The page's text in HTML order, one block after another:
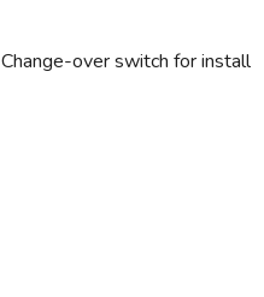
Change-over switch for